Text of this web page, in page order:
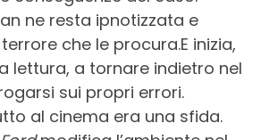
ne resta ipnotizzata e
che le procura.E inizia,
lettura, a tornare indietro nel
sui propri errori.
al cinema era una sfida.